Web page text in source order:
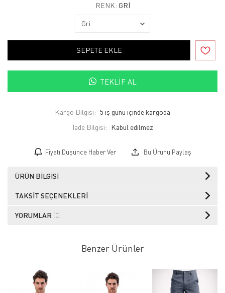
RENK: GRI
SEPETE EKLE
TEKLIF AL
Kargo Bilgisi: 5 iş günü içinde kargoda
İade Bilgisi:
Fiyatı Düşünce Haber Ver Bu Ürünü Paylaş
ÜRÜN BILGISI
TAKSIT SEÇENEKLERI
YORUMLAR (0)
Benzer Ürünler